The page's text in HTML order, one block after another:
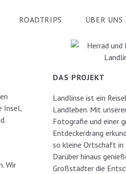
ROADTRIPS ÜBER UNS
Insel,
Wir
DAS PROJEKT
Landlinse ist ein
Landleben. Mit
Fotografie und einer
Entdeckerdrang
so kleine Ortschaft in
Darüber hinaus
Großstädter die